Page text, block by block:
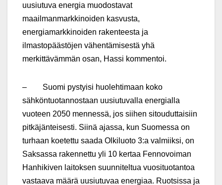
uusiutuva energia muodostavat
maailmanmarkkinoiden kasvusta,
energiamarkkinoiden rakenteesta ja
ilmastopäästöjen vähentämisestä yhä
merkittävämmän osan, Hassi kommentoi.
– Suomi pystyisi huolehtimaan koko
sähköntuotannostaan uusiutuvalla energialla
vuoteen 2050 mennessä, jos siihen sitouduttaisiin
pitkäjänteisesti. Siinä ajassa, kun Suomessa on
turhaan koetettu saada Olkiluoto 3:a valmiiksi, on
Saksassa rakennettu yli 10 kertaa Fennovoiman
Hanhikiven laitoksen suunniteltua vuosituotantoa
vastaava määrä uusiutuvaa energiaa. Ruotsissa ja